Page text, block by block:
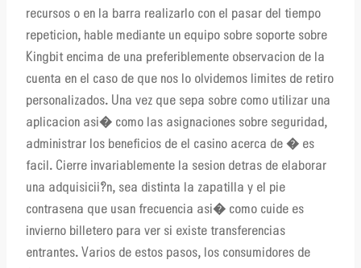
recursos o en la barra realizarlo con el pasar del tiempo
repeticion, hable mediante un equipo sobre soporte sobre
Kingbit encima de una preferiblemente observacion de la
cuenta en el caso de que nos lo olvidemos limites de retiro
personalizados. Una vez que sepa sobre como utilizar una
aplicacion asi� como las asignaciones sobre seguridad,
administrar los beneficios de el casino acerca de � es
facil. Cierre invariablemente la sesion detras de elaborar
una adquisicii?n, sea distinta la zapatilla y el pie
contrasena que usan frecuencia asi� como cuide es
invierno billetero para ver si existe transferencias
entrantes. Varios de estos pasos, los consumidores de